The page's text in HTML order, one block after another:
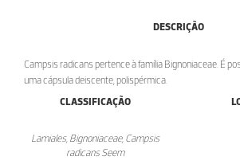
DESCRIÇÃO
Campsis radicans pertence à família Bignoniaceae. É
uma cápsula deiscente, polispérmica.
CLASSIFICAÇÃO
Lamiales, Bignoniaceae, Campsis
radicans Seem